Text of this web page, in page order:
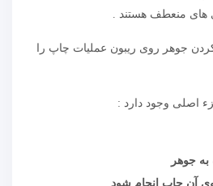
های منعطف هستند .
کردن جوهر روی ریبون عملیات چاپ را
جوهر
آن چاپ انجام شود